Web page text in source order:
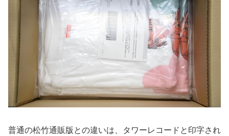
普通の松竹通販版との違いは、タワーレコードと印字され